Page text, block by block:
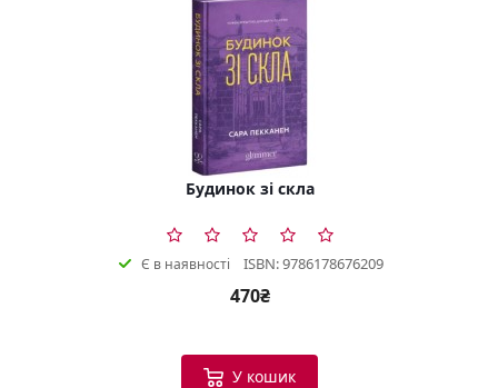
Будинок зі скла
Є в наявності ISBN: 9786178676209
470₴
У кошик